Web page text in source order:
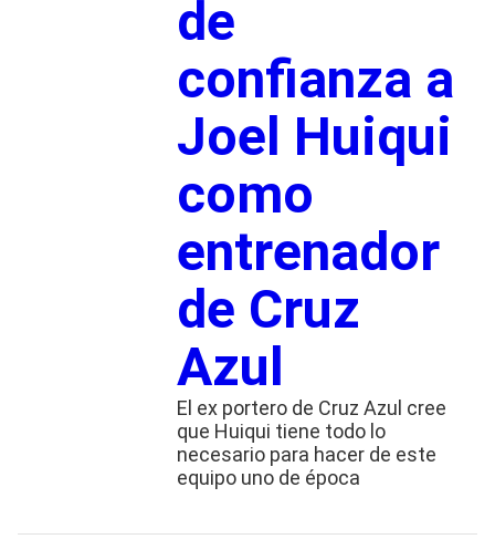
de
confianza a
Joel Huiqui
como
entrenador
de Cruz
Azul
El ex portero de Cruz Azul cree
que Huiqui tiene todo lo
necesario para hacer de este
equipo uno de época